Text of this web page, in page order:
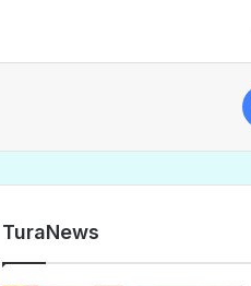
TuraNews